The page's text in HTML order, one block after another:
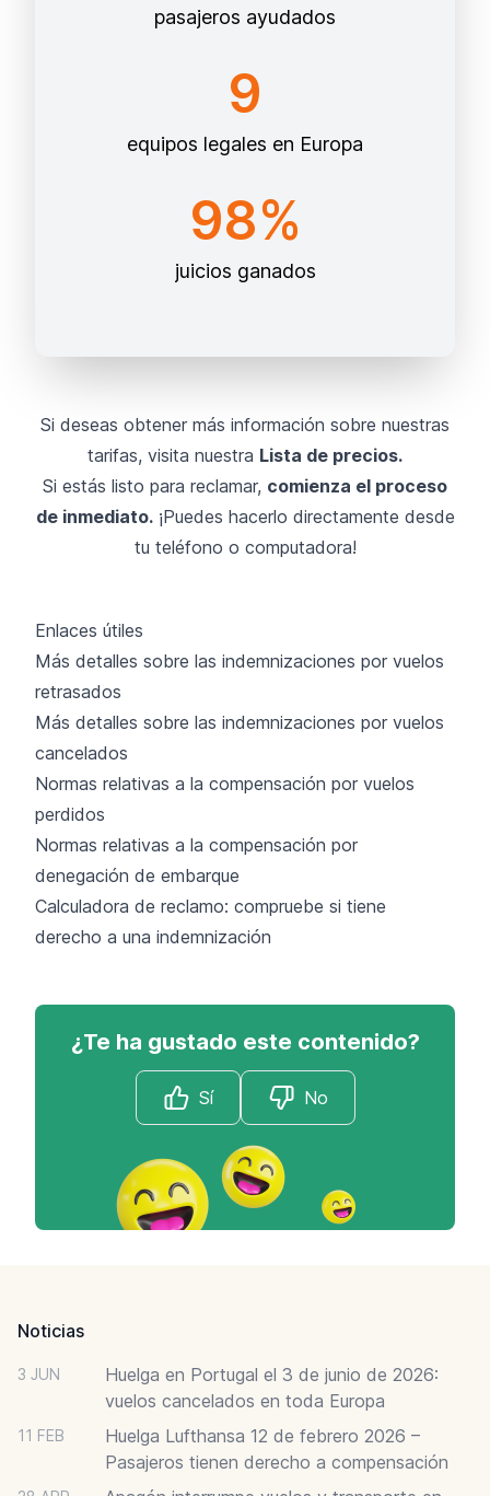
pasajeros ayudados
9
equipos legales en Europa
98%
juicios ganados
Si deseas obtener más información sobre nuestras
tarifas, visita nuestra Lista de precios.
Si estás listo para reclamar, comienza el proceso
de inmediato.¡Puedes hacerlo directamente desde
tu teléfono o computadora!
Enlaces útiles
Más detalles sobre las indemnizaciones por vuelos
retrasados
Más detalles sobre las indemnizaciones por vuelos
cancelados
Normas relativas a la compensación por vuelos
perdidos
Normas relativas a la compensación por
denegación de embarque
Calculadora de reclamo: compruebe si tiene
derecho a una indemnización
¿Te ha gustado este contenido?
Sí No
Noticias
3 JUN
Huelga en Portugal el 3 de junio de 2026:
vuelos cancelados en toda Europa
11 FEB
Huelga Lufthansa 12 de febrero 2026 –
Pasajeros tienen derecho a compensación